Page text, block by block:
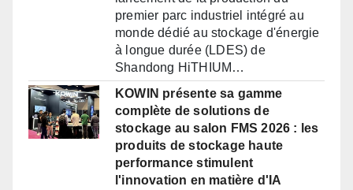
premier parc industriel intégré au
monde dédié au stockage d'énergie
à longue durée (LDES) de
Shandong HiTHIUM…
KOWIN présente sa gamme
complète de solutions de
stockage au salon FMS 2026 : les
produits de stockage haute
performance stimulent
l'innovation en matière d'IA